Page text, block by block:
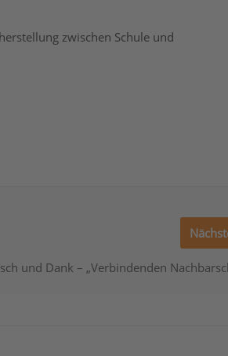
zwischen Schule und
und Dank – „Verbindenden